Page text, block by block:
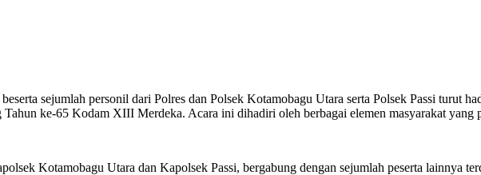
sejumlah personil dari Polres dan Polsek Kotamobagu Utara serta Polsek Passi turut
ke-65 Kodam XIII Merdeka. Acara ini dihadiri oleh berbagai elemen masyarakat yang
Kotamobagu Utara dan Kapolsek Passi, bergabung dengan sejumlah peserta lainnya